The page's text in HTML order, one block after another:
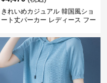
きれいめカジュアル 韓国風ショ
ート丈パーカー レディース フー
映え 小柄さん◎